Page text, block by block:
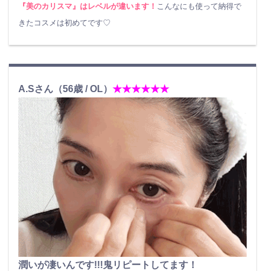
『美のカリスマ』はレベルが違います！ こんなにも使って納得で
きたコスメは初めてです♡
A.Sさん（56歳 / OL） ★★★★★★
潤いが凄いんです!!!鬼リピートしてます！